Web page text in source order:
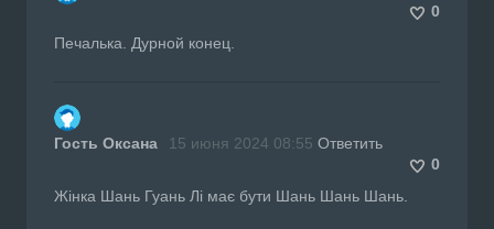
0
Печалька. Дурной конец.
Гость Оксана 15 июня 2024 08:55 Ответить
0
Жінка Шань Гуань Лі має бути Шань Шань Шань.